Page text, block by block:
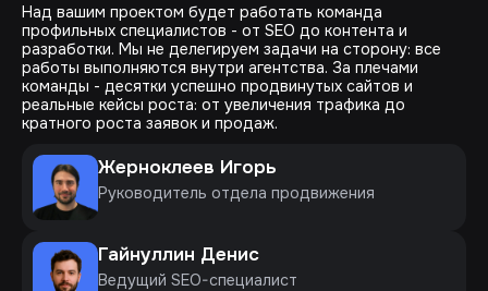
Над вашим проектом будет работать команда
профильных специалистов - от SEO до контента и
разработки. Мы не делегируем задачи на сторону: все
работы выполняются внутри агентства. За плечами
команды - десятки успешно продвинутых сайтов и
реальные кейсы роста: от увеличения трафика до
кратного роста заявок и продаж.
Жерноклеев Игорь
Руководитель отдела продвижения
Гайнуллин Денис
Ведущий SEO-специалист